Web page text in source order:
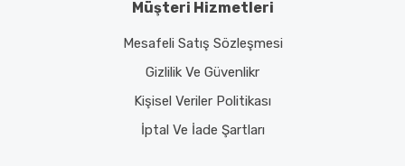
Müşteri Hizmetleri
Mesafeli Satış Sözleşmesi
Gizlilik Ve Güvenlikr
Kişisel Veriler Politikası
İptal Ve İade Şartları